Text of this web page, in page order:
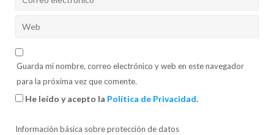
Guarda mi nombre, correo electrónico y web en este navegador
para la próxima vez que comente.
He leído y acepto la Política de Privacidad.
Información básica sobre protección de datos